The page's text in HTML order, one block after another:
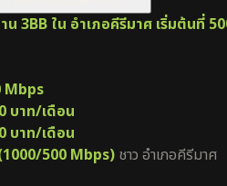
น 3BB ใน อำเภอคีรีมาศ เริ่มต้นที่
Mbps
บาท/เดือน
บาท/เดือน
500 Mbps) ชาว อำเภอคีรีมาศ